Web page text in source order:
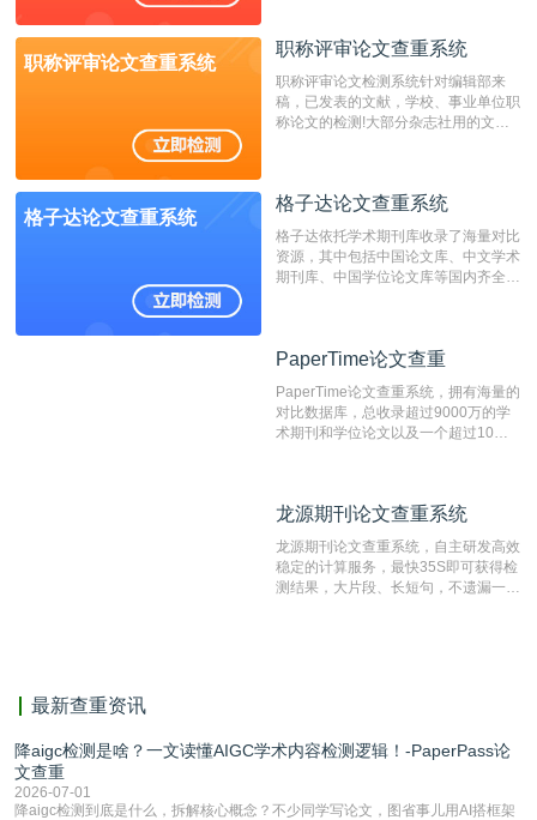
检测速度快、精度高，市场反映良好。
职称评审论文查重系统
职称评审论文查重系统
职称评审论文检测系统针对编辑部来
稿，已发表的文献，学校、事业单位职
称论文的检测!大部分杂志社用的文献
编辑部检测来稿和已发表的文献,检测
测时注意填写第一作者,才能排除已发
表文献复制比。（限制字符数1万）
格子达论文查重系统
格子达论文查重系统
格子达依托学术期刊库收录了海量对比
资源，其中包括中国论文库、中文学术
期刊库、中国学位论文库等国内齐全的
系统，可检测中文、英文两种语言的论
PaperTime论文查重
PaperTime论文查重系统，拥有海量的
对比数据库，总收录超过9000万的学
术期刊和学位论文以及一个超过10亿
对，利用指纹索引快速而精准地在云检
有相似的片段，该项技术检测速度快、
准确率高，市场反映良好。
龙源期刊论文查重系统
龙源期刊论文查重系统，自主研发高效
稳定的计算服务，最快35S即可获得检
测结果，大片段、长短句，不遗漏一处
最新查重资讯
降aigc检测是啥？一文读懂AIGC学术内容检测逻辑！-PaperPass论
文查重
2026-07-01
降aigc检测到底是什么，拆解核心概念？不少同学写论文，图省事儿用AI搭框架